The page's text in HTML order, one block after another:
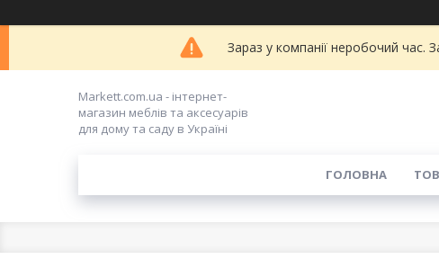
Зараз у компанії неробочий час.
Markett.com.ua - інтернет-
магазин меблів та аксесуарів
для дому та саду в Україні
ГОЛОВНА